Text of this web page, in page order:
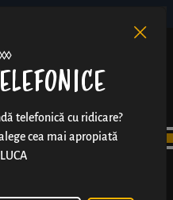
telefonică cu ridicare?
cea mai apropiată